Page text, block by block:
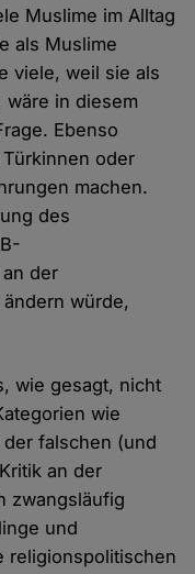
Muslime im Alltag
als Muslime
viele, weil sie als
in diesem
Ebenso
oder
machen.
des
der
würde,
wie gesagt, nicht
wie
falschen (und
an der
zwangsläufig
und
religionspolitischen